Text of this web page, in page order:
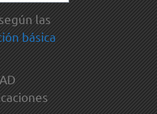
las
básica